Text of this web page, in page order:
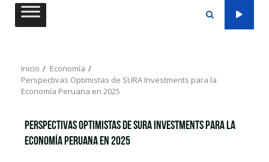
Saltar
Inicio
Economía
Perspectivas Optimistas de SURA Investments para la
Economía Peruana en 2025
Perspectivas Optimistas de SURA Investments para la
Economía Peruana en 2025